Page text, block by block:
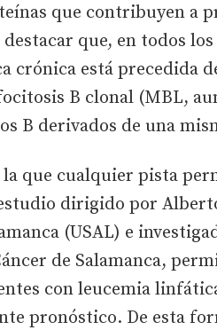
que contribuyen a
que, en todos
crónica está precedida
B clonal (MBL,
B derivados de una
que cualquier pista
dirigido por
(USAL) e
de Salamanca,
con leucemia
pronóstico. De esta